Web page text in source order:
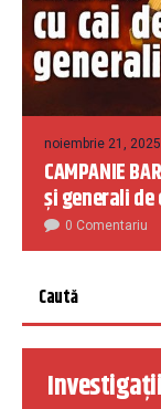
noiembrie 21, 2025
CAMPANIE
și generali
0 Comentariu
Investigații